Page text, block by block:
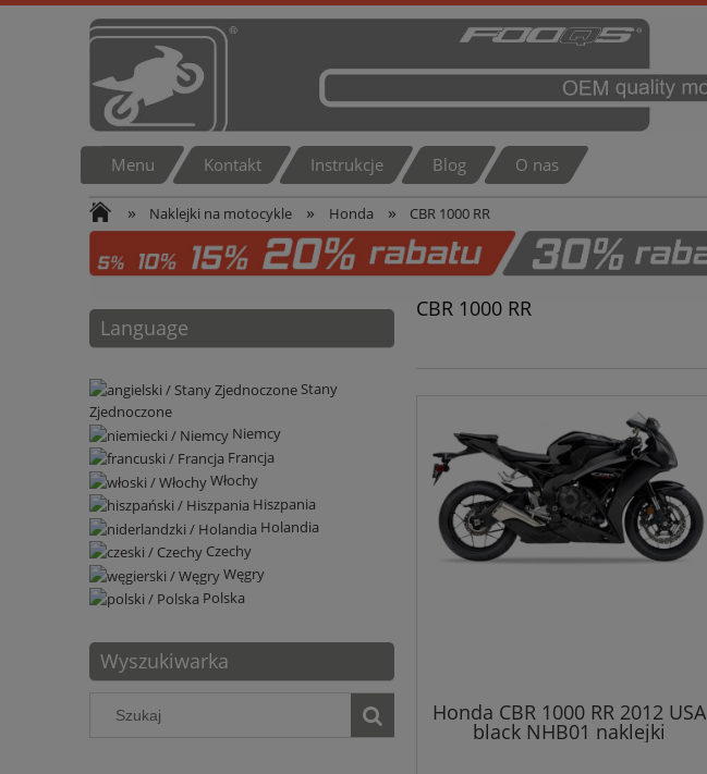
Menu Kontakt Instrukcje Blog O nas
» Naklejki na motocykle » Honda » CBR 1000 RR
Language
Stany
Zjednoczone
Niemcy
Francja
Włochy
Hiszpania
Holandia
Czechy
Węgry
Polska
Wyszukiwarka
CBR 1000 RR
Honda CBR 1000 RR 2012 USA
black NHB01 naklejki